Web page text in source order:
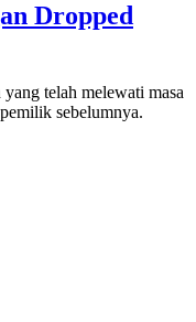
Dropped
telah melewati masa
sebelumnya.